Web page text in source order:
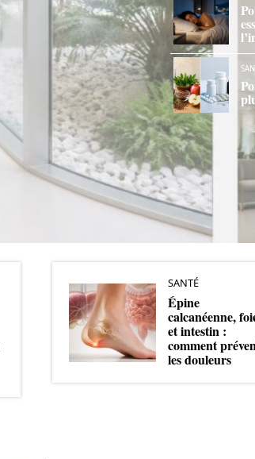
SANTÉ
Épine
calcanéenne,
et intestin :
comment
les douleurs